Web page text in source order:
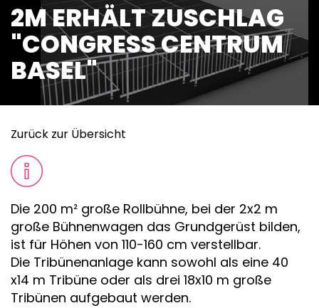
2M ERHÄLT ZUSCHLAG
"CONGRESS CENTRUM
BASEL"
Zurück zur Übersicht
Die 200 m² große Rollbühne, bei der 2x2 m
große Bühnenwagen das Grundgerüst bilden,
ist für Höhen von 110-160 cm verstellbar.
Die Tribünenanlage kann sowohl als eine 40
x14 m Tribüne oder als drei 18x10 m große
Tribünen aufgebaut werden.